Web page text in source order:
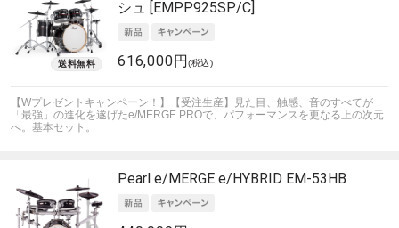
シュ [EMPP925SP/C]
616,000円(税込)
【Wプレゼントキャンペーン！】【受注生産】見た目、触感、音のすべてが
「最強」の進化を遂げたe/MERGE PROで、パフォーマンスを更なる上の次元
へ。基本セット。
Pearl e/MERGE e/HYBRID EM-53HB